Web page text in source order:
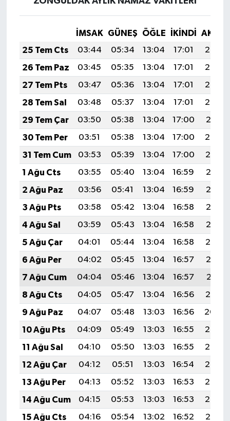
İMSAK GÜNEŞ ÖĞLE İKINDI
25 Tem Cts
03:44 05:34 13:04 17:01
20:25
26 Tem Paz
03:45 05:35 13:04 17:01
20:24
27 Tem Pts
03:47 05:36 13:04 17:01
20:23
28 Tem Sal
03:48 05:37 13:04 17:01
20:22
29 Tem Çar
03:50 05:38 13:04 17:00
20:21
30 Tem Per
03:51 05:38 13:04 17:00
20:20
31 Tem Cum
03:53 05:39 13:04 17:00
20:19
1 Ağu Cts
03:55 05:40 13:04 16:59
20:18
2 Ağu Paz
03:56 05:41 13:04 16:59
20:17
3 Ağu Pts
03:58 05:42 13:04 16:58
20:16
4 Ağu Sal
03:59 05:43 13:04 16:58
20:15
5 Ağu Çar
04:01 05:44 13:04 16:58
20:14
6 Ağu Per
04:02 05:45 13:04 16:57
20:12
7 Ağu Cum
04:04 05:46 13:04 16:57
20:11
8 Ağu Cts
04:05 05:47 13:04 16:56
20:10
9 Ağu Paz
04:07 05:48 13:03 16:56
20:09
10 Ağu Pts
04:09 05:49 13:03 16:55
20:07
11 Ağu Sal
04:10 05:50 13:03 16:55
20:06
12 Ağu Çar
04:12 05:51 13:03 16:54
20:05
13 Ağu Per
04:13 05:52 13:03 16:53
20:03
14 Ağu Cum
04:15 05:53 13:03 16:53
20:02
15 Ağu Cts
04:16 05:54 13:02 16:52
20:01